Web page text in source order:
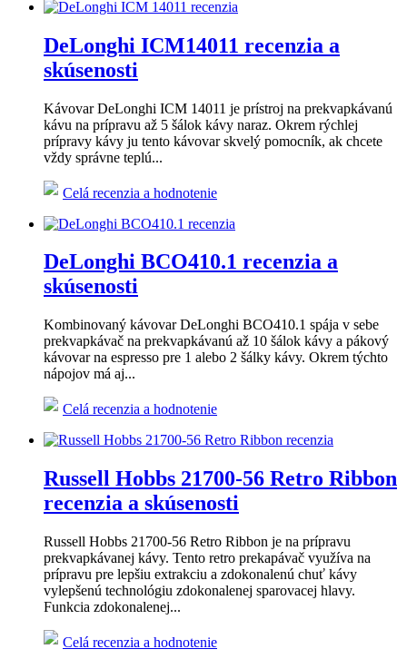
DeLonghi ICM14011 recenzia a
skúsenosti
Kávovar DeLonghi ICM 14011 je prístroj na prekvapkávanú
kávu na prípravu až 5 šálok kávy naraz. Okrem rýchlej
prípravy kávy ju tento kávovar skvelý pomocník, ak chcete
vždy správne teplú...
Celá recenzia a hodnotenie
DeLonghi BCO410.1 recenzia a
skúsenosti
Kombinovaný kávovar DeLonghi BCO410.1 spája v sebe
prekvapkávač na prekvapkávanú až 10 šálok kávy a pákový
kávovar na espresso pre 1 alebo 2 šálky kávy. Okrem týchto
nápojov má aj...
Celá recenzia a hodnotenie
Russell Hobbs 21700-56 Retro Ribbon
recenzia a skúsenosti
Russell Hobbs 21700-56 Retro Ribbon je na prípravu
prekvapkávanej kávy. Tento retro prekapávač využíva na
prípravu pre lepšiu extrakciu a zdokonalenú chuť kávy
vylepšenú technológiu zdokonalenej sparovacej hlavy.
Funkcia zdokonalenej...
Celá recenzia a hodnotenie